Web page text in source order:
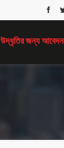
উদ্ধৃতির জন্য আবেদন